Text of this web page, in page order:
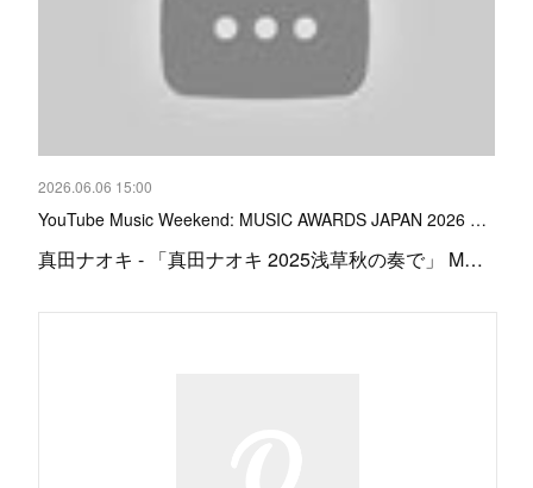
2026.06.06 15:00
YouTube Music Weekend: MUSIC AWARDS JAPAN 2026 …
真田ナオキ - 「真田ナオキ 2025浅草秋の奏で」 M…